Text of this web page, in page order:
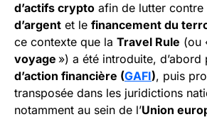
d’actifs crypto afin de lutter contre
d’argent et le financement du
ce contexte que la Travel Rule (ou
voyage ») a été introduite, d’abord
d’action financière (GAFI), puis
transposée dans les juridictions
notamment au sein de l’Union